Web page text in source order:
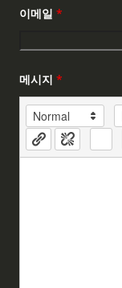
이메일 *
메시지 *